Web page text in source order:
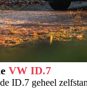
VW ID.7
ID.7 geheel